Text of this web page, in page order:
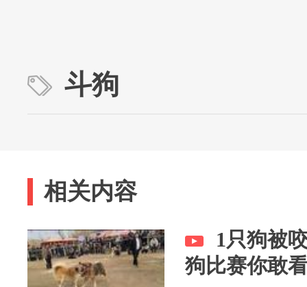
斗狗
相关内容
1只狗被
狗比赛你敢